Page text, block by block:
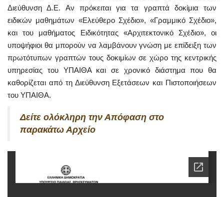
Διεύθυνση Δ.Ε. Αν πρόκειται για τα γραπτά δοκίμια των
ειδικών μαθημάτων «Ελεύθερο Σχέδιο», «Γραμμικό Σχέδιο»,
και του μαθήματος Ειδικότητας «Αρχιτεκτονικό Σχέδιο», οι
υποψήφιοι θα μπορούν να λαμβάνουν γνώση με επίδειξη των
πρωτότυπων γραπτών τους δοκιμίων σε χώρο της κεντρικής
υπηρεσίας του ΥΠΑΙΘΑ και σε χρονικό διάστημα που θα
καθορίζεται από τη Διεύθυνση Εξετάσεων και Πιστοποιήσεων
του ΥΠΑΙΘΑ.
Δείτε ολόκληρη την Απόφαση στο
παρακάτω Αρχείο